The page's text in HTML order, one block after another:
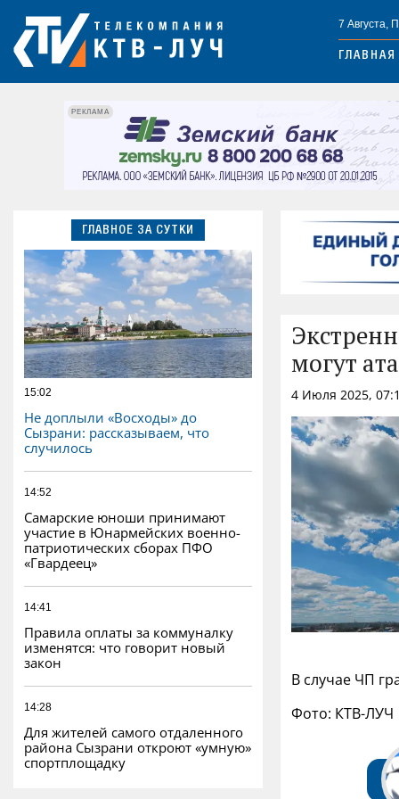
7 Августа,
ГЛАВНАЯ
РЕКЛАМА
ГЛАВНОЕ ЗА СУТКИ
15:02
Не доплыли «Восходы» до
Сызрани: рассказываем, что
случилось
14:52
Самарские юноши принимают
участие в Юнармейских военно-
патриотических сборах ПФО
«Гвардеец»
14:41
Правила оплаты за коммуналку
изменятся: что говорит новый
закон
14:28
Для жителей самого отдаленного
района Сызрани откроют «умную»
спортплощадку
могут
4 Июля 2025,
В случае ЧП
Фото: КТВ-ЛУЧ